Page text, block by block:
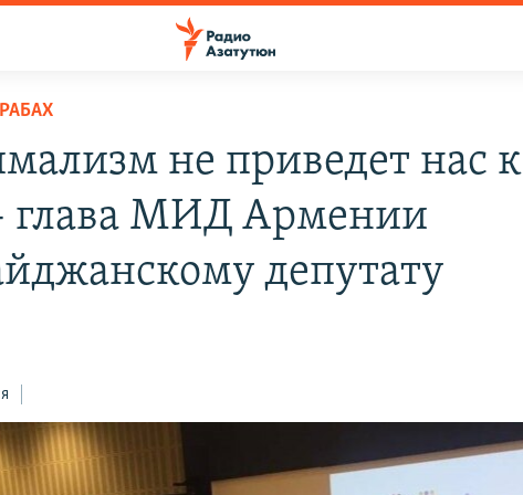
не приведет нас к
глава МИД Армении
депутату